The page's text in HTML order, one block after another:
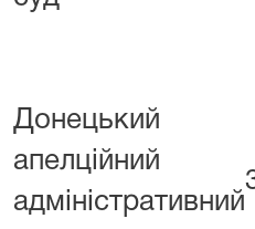
Донецький
апелційний
адміністративний